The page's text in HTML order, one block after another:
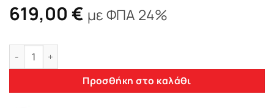
619,00 € με ΦΠΑ 24%
Dynavin VW/SKODA/SEAT N7-VW ποσότητα
Προσθήκη στο καλάθι